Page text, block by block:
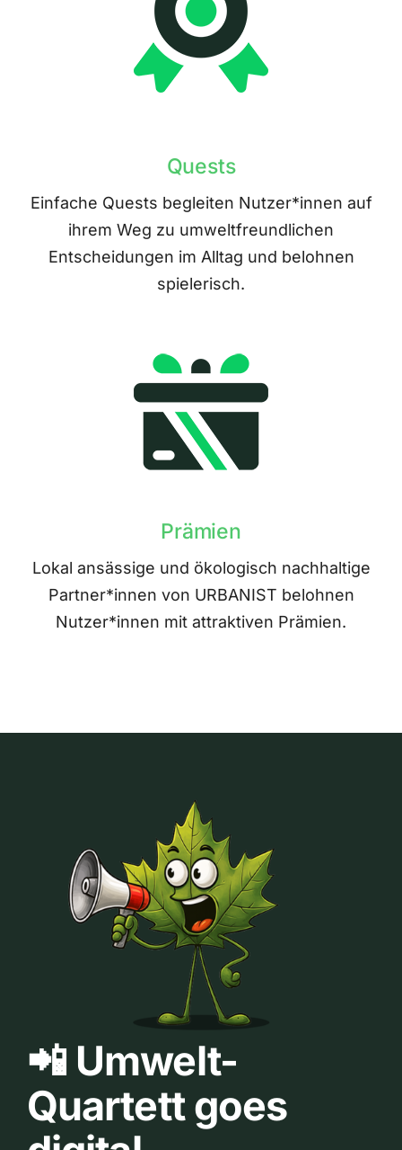
Quests
Einfache Quests begleiten Nutzer*innen auf
ihrem Weg zu umweltfreundlichen
Entscheidungen im Alltag und belohnen
spielerisch.
Prämien
Lokal ansässige und ökologisch nachhaltige
Partner*innen von URBANIST belohnen
Nutzer*innen mit attraktiven Prämien.
📲 Umwelt-
Quartett goes